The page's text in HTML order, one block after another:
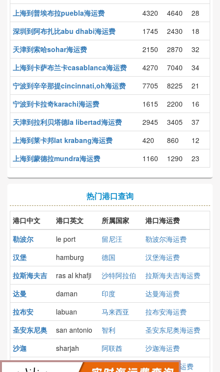
上海到普埃布拉puebla海运费
4320 4640
28
深圳到阿布扎比abu dhabi海运费
1745 2430
18
天津到索哈sohar海运费
2150 2870
32
上海到卡萨布兰卡casablanca海运费
4270 7040
34
宁波到辛辛那提cincinnati,oh海运费
7705 8225
21
宁波到卡拉奇karachi海运费
1615 2200
16
天津到拉利贝塔德la libertad海运费
2945 3405
37
上海到莱卡邦lat krabang海运费
420 860
12
上海到蒙德拉mundra海运费
1160 1290 23
热门港口查询
港口中文 港口英文 所属国家
港口海运费
勒波尔
le port 留尼汪
勒波尔海运费
汉堡
hamburg 德国
汉堡海运费
拉斯海夫吉
ras al khafji 沙特阿拉伯
拉斯海夫吉海运费
达曼
daman 印度
达曼海运费
拉布安
labuan 马来西亚
拉布安海运费
圣安东尼奥
san antonio 智利
圣安东尼奥海运费
沙迦
sharjah 阿联酋
沙迦海运费
哈尔科夫
kharkov 乌克兰 哈尔科夫海运费